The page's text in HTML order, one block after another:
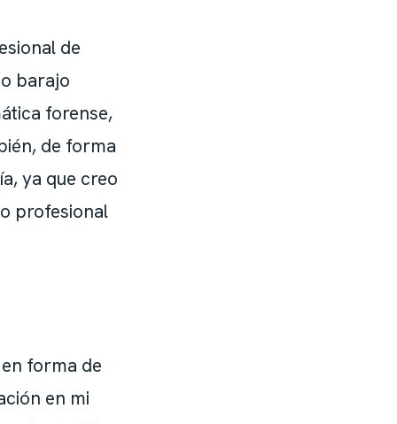
de
barajo
forense,
de forma
ya que creo
profesional
forma de
en mi